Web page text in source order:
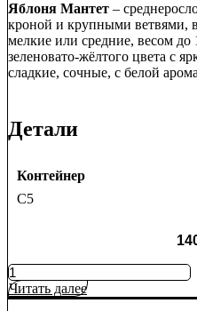
Яблоня Мантет –
кроной и крупными ветвями,
мелкие или средние, весом до
зеленовато-жёлтого цвета с
сладкие, сочные, с белой
Детали
Контейнер
C5
Количество
товара
Яблоня
Читать далее